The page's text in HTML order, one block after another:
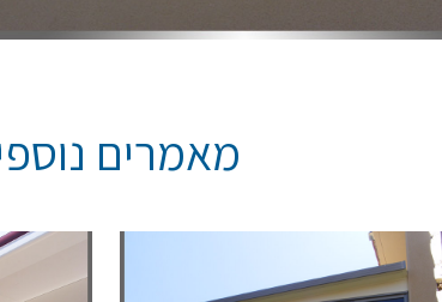
מאמרים